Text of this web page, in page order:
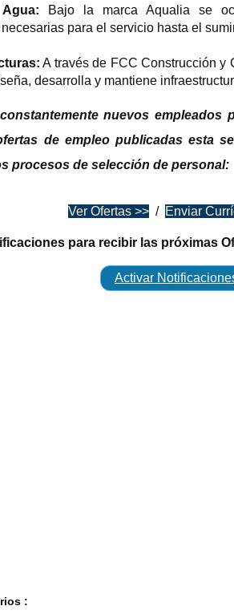
Bajo la marca Aqualia se
para el servicio hasta el
A través de FCC Construcción y
desarrolla y mantiene
nuevos empleados
de empleo publicadas esta
procesos de selección de personal:
Ver Ofertas >>/ Enviar
para recibir las próximas
Activar
: